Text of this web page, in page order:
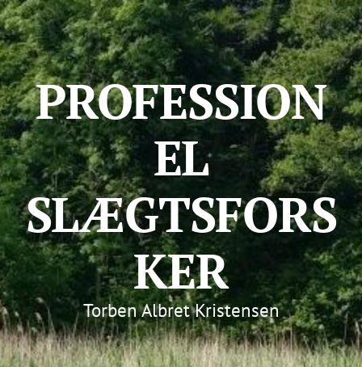
PROFESSION
EL
SLÆGTSFORS
KER
Torben Albret Kristensen